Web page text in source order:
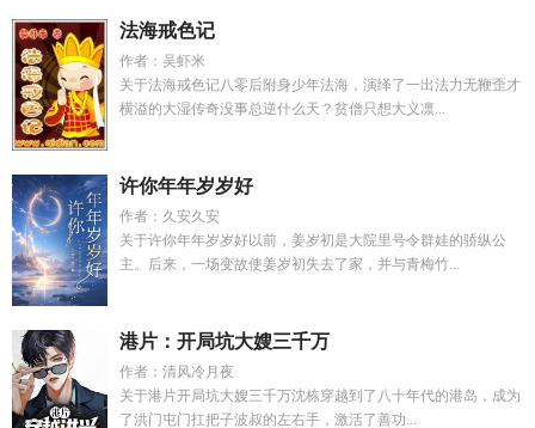
法海戒色记
作者：吴虾米
关于法海戒色记八零后附身少年法海，演绎了一出法力无鞭歪才
横溢的大湿传奇没事总逆什么天？贫僧只想大义凛...
许你年年岁岁好
作者：久安久安
关于许你年年岁岁好以前，姜岁初是大院里号令群娃的骄纵公
主。后来，一场变故使姜岁初失去了家，并与青梅竹...
港片：开局坑大嫂三千万
作者：清风冷月夜
关于港片开局坑大嫂三千万沈栋穿越到了八十年代的港岛，成为
了洪门屯门扛把子波叔的左右手，激活了善功...